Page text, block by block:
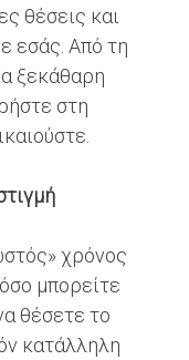
θέσεις και
εσάς. Από τη
ξεκάθαρη
στη
χρόνος
μπορείτε
θέσετε το
κατάλληλη